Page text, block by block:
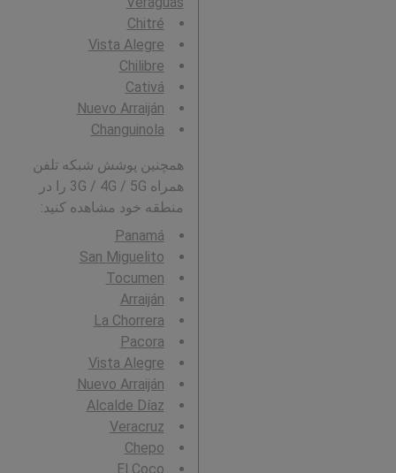
Chitré
Vista Alegre
Chilibre
Cativá
Nuevo Arraiján
Changuinola
همچنین پوشش شبکه تلفن
همراه 3G / 4G / 5G را در
منطقه خود مشاهده کنید:
Panamá
San Miguelito
Tocumen
Arraiján
La Chorrera
Pacora
Vista Alegre
Nuevo Arraiján
Alcalde Díaz
Veracruz
Chepo
El Coco